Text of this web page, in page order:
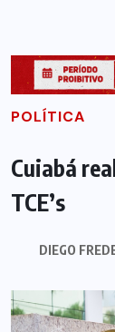
POLÍTICA
Cuiabá
TCE’s
DIEGO